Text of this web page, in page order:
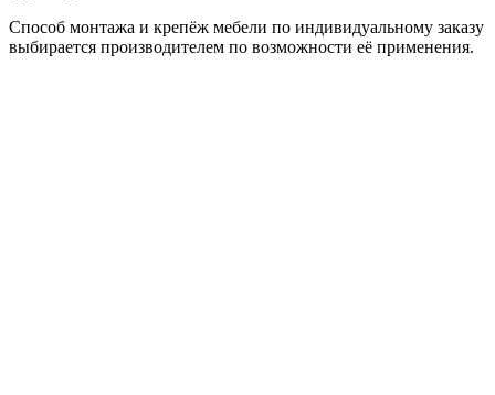
Способ монтажа и крепёж мебели по индивидуальному заказу
выбирается производителем по возможности её применения.